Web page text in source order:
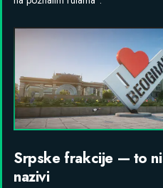
Srpske frakcije — to
nazivi